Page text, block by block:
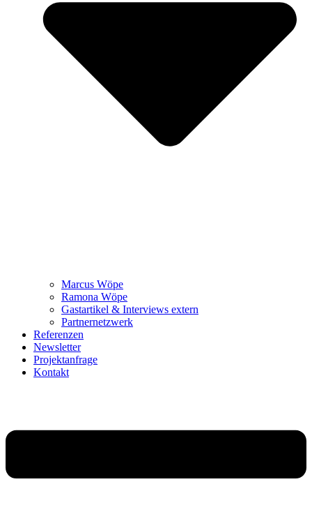
Marcus Wöpe
Ramona Wöpe
Gastartikel & Interviews extern
Partnernetzwerk
Referenzen
Newsletter
Projektanfrage
Kontakt